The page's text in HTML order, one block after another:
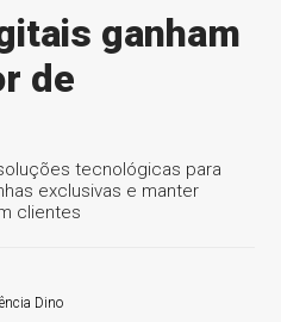
ganham
de
tecnológicas para
exclusivas e manter
clientes
Dino